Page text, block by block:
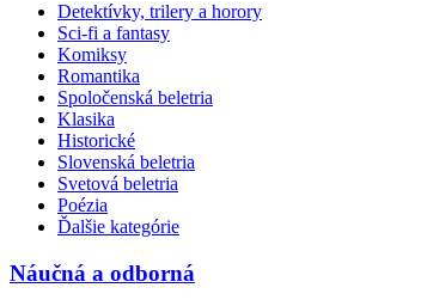
Detektívky, trilery a horory
Sci-fi a fantasy
Komiksy
Romantika
Spoločenská beletria
Klasika
Historické
Slovenská beletria
Svetová beletria
Poézia
Ďalšie kategórie
Náučná a odborná